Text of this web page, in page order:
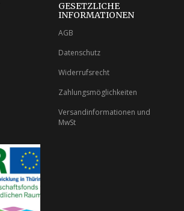
GESETZLICHE
INFORMATIONEN
AGB
Datenschutz
Widerrufsrecht
Zahlungsmöglichkeiten
Versandinformationen und
MwSt